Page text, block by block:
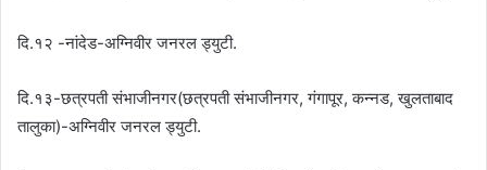
दि.१२ -नांदेड-अग्निवीर जनरल ड्युटी.
दि.१३-छत्रपती संभाजीनगर(छत्रपती संभाजीनगर, गंगापूर, कन्नड, खुलताबाद
तालुका)-अग्निवीर जनरल ड्युटी.